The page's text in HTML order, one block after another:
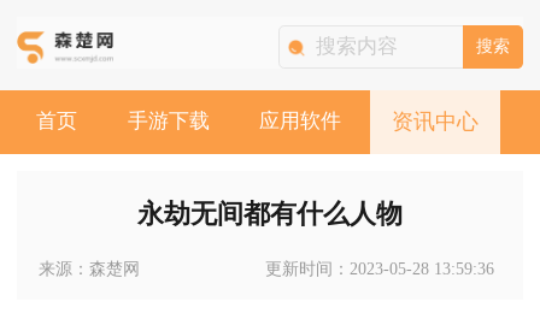
搜索
首页 手游下载 应用软件 资讯中心
永劫无间都有什么人物
来源：森楚网 更新时间：2023-05-28 13:59:36